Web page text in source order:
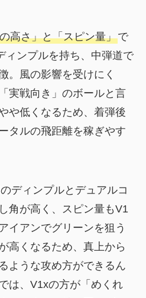
高さ」と「スピン量」で
ィンプルを持ち、中弾道で
。風の影響を受けにく
実戦向き」のボールと言
や低くなるため、着弾後
タルの飛距離を稼ぎやす
ディンプルとデュアルコ
角が高く、スピン量もV1
イアンでグリーンを狙う
高くなるため、真上から
ような攻め方ができるん
は、V1xの方が「めくれ